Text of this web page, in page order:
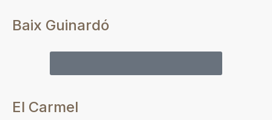
Baix Guinardó
El Carmel